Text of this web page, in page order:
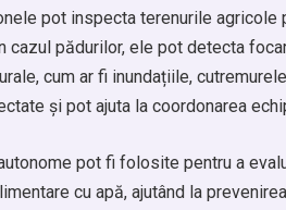
pot inspecta terenurile
cazul pădurilor, ele pot detecta
cum ar fi inundațiile,
și pot ajuta la coordonarea
pot fi folosite pentru a
cu apă, ajutând la